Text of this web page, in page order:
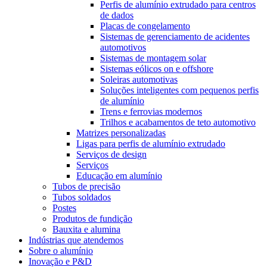
Perfis de alumínio extrudado para centros
de dados
Placas de congelamento
Sistemas de gerenciamento de acidentes
automotivos
Sistemas de montagem solar
Sistemas eólicos on e offshore
Soleiras automotivas
Soluções inteligentes com pequenos perfis
de alumínio
Trens e ferrovias modernos
Trilhos e acabamentos de teto automotivo
Matrizes personalizadas
Ligas para perfis de alumínio extrudado
Serviços de design
Serviços
Educação em alumínio
Tubos de precisão
Tubos soldados
Postes
Produtos de fundição
Bauxita e alumina
Indústrias que atendemos
Sobre o alumínio
Inovação e P&D